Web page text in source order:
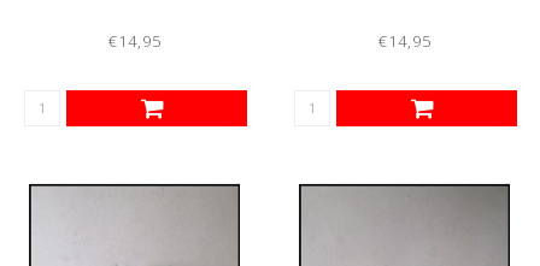
€14,95 €14,95